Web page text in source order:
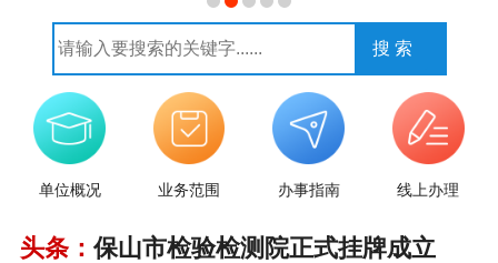
单位概况 业务范围 办事指南 线上办理
头条： 保山市检验检测院正式挂牌成立